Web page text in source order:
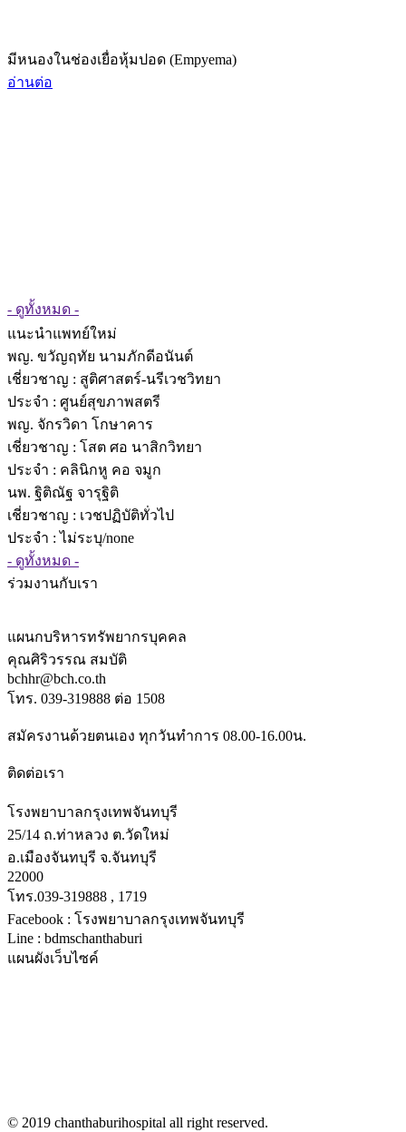
มีหนองในช่องเยื่อหุ้มปอด (Empyema)
อ่านต่อ
- ดูทั้งหมด -
แนะนำแพทย์ใหม่
พญ. ขวัญฤทัย นามภักดีอนันต์
เชี่ยวชาญ : สูติศาสตร์-นรีเวชวิทยา
ประจำ : ศูนย์สุขภาพสตรี
พญ. จักรวิดา โกษาคาร
เชี่ยวชาญ : โสต ศอ นาสิกวิทยา
ประจำ : คลินิกหู คอ จมูก
นพ. ฐิติณัฐ จารุฐิติ
เชี่ยวชาญ : เวชปฏิบัติทั่วไป
ประจำ : ไม่ระบุ/none
- ดูทั้งหมด -
ร่วมงานกับเรา
แผนกบริหารทรัพยากรบุคคล
คุณศิริวรรณ สมบัติ
bchhr@bch.co.th
โทร. 039-319888 ต่อ 1508
สมัครงานด้วยตนเอง ทุกวันทำการ 08.00-16.00น.
ติดต่อเรา
โรงพยาบาลกรุงเทพจันทบุรี
25/14 ถ.ท่าหลวง ต.วัดใหม่
อ.เมืองจันทบุรี จ.จันทบุรี
22000
โทร.039-319888 , 1719
Facebook : โรงพยาบาลกรุงเทพจันทบุรี
Line : bdmschanthaburi
แผนผังเว็บไซค์
© 2019 chanthaburihospital all right reserved.